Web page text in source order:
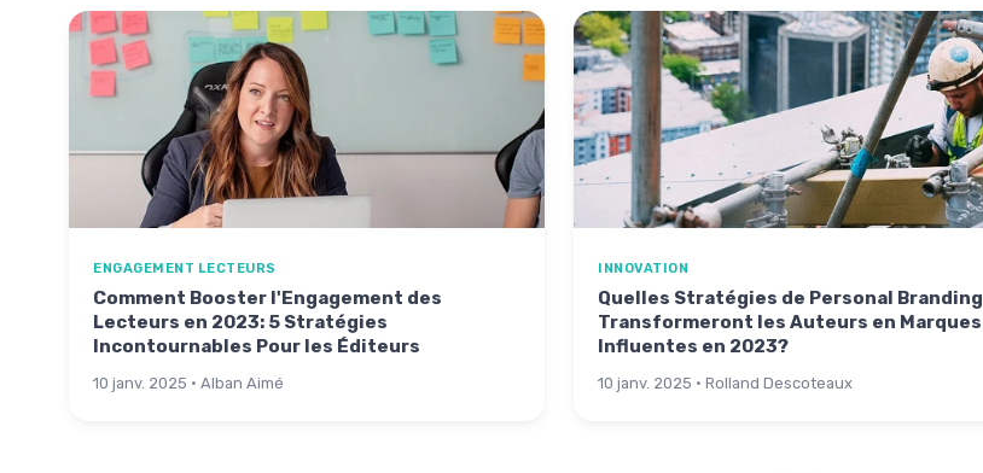
ENGAGEMENT LECTEURS
Comment Booster l'Engagement des
Lecteurs en 2023: 5 Stratégies
Incontournables Pour les Éditeurs
10 janv. 2025 · Alban Aimé
INNOVATION
Quelles Stratégies de Personal Branding
Transformeront les Auteurs en Marques
Influentes en 2023?
10 janv. 2025 · Rolland Descoteaux